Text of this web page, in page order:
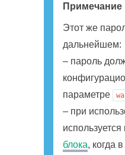
Примечание
Этот же
дальнейшем:
– пароль
параметре
– при
используется
блока, когда